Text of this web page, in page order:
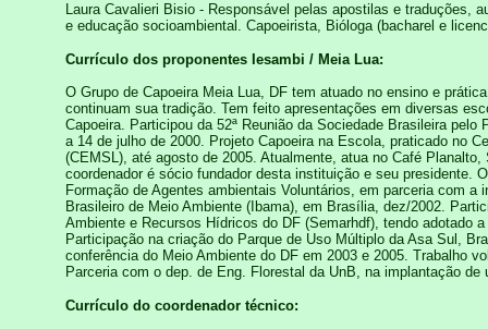
Laura Cavalieri Bisio - Responsável pelas apostilas e traduções,
e educação socioambiental. Capoeirista, Bióloga (bacharel e
Currículo dos proponentes Iesambi / Meia Lua:
O Grupo de Capoeira Meia Lua, DF tem atuado no ensino e
continuam sua tradição. Tem feito apresentações em diversas
Capoeira. Participou da 52ª Reunião da Sociedade Brasileira
a 14 de julho de 2000. Projeto Capoeira na Escola, praticado no
(CEMSL), até agosto de 2005. Atualmente, atua no Café
coordenador é sócio fundador desta instituição e seu presidente.
Formação de Agentes ambientais Voluntários, em parceria com
Brasileiro de Meio Ambiente (Ibama), em Brasília, dez/2002.
Ambiente e Recursos Hídricos do DF (Semarhdf), tendo adotado
Participação na criação do Parque de Uso Múltiplo da Asa Sul,
conferência do Meio Ambiente do DF em 2003 e 2005. Trabalho
Parceria com o dep. de Eng. Florestal da UnB, na implantação
Currículo do coordenador técnico: